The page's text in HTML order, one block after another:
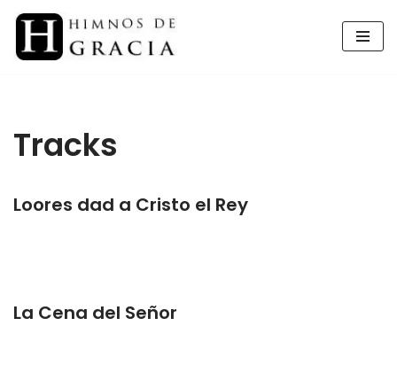
Saltar
Tracks
Loores dad a Cristo el Rey
La Cena del Señor